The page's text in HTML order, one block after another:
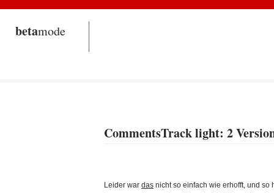
betamode
CommentsTrack light: 2
Leider war das nicht so einfach wie erhofft, und so